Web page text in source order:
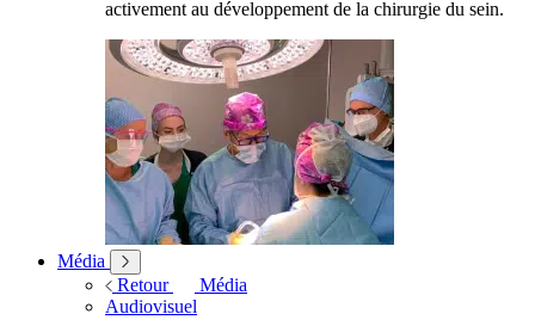
activement au développement de la chirurgie du sein.
Média
Retour
Média
Audiovisuel